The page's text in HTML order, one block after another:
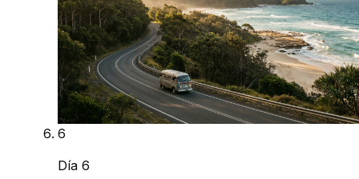
6
Día 6